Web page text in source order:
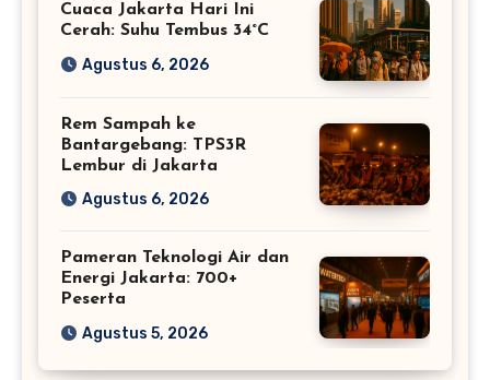
Cuaca Jakarta Hari Ini
Cerah: Suhu Tembus 34°C
Agustus 6, 2026
Rem Sampah ke
Bantargebang: TPS3R
Lembur di Jakarta
Agustus 6, 2026
Pameran Teknologi Air dan
Energi Jakarta: 700+
Peserta
Agustus 5, 2026